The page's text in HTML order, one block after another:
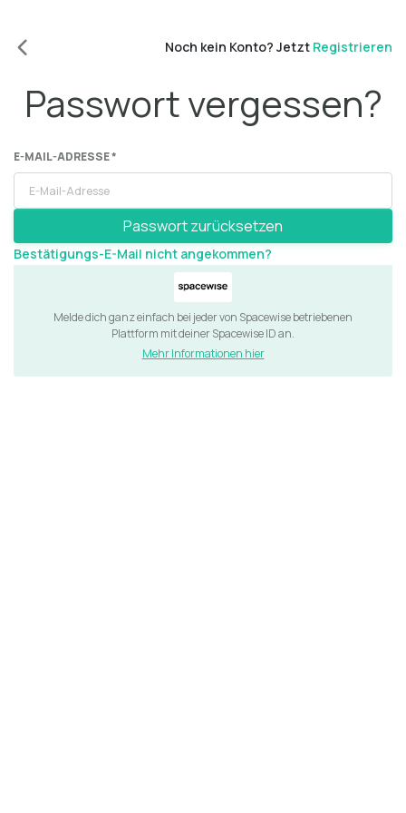
Noch kein Konto? Jetzt Registrieren
Passwort vergessen?
E-MAIL-ADRESSE *
Passwort zurücksetzen
Bestätigungs-E-Mail nicht angekommen?
Melde dich ganz einfach bei jeder von Spacewise betriebenen
Plattform mit deiner Spacewise ID an.
Mehr Informationen hier